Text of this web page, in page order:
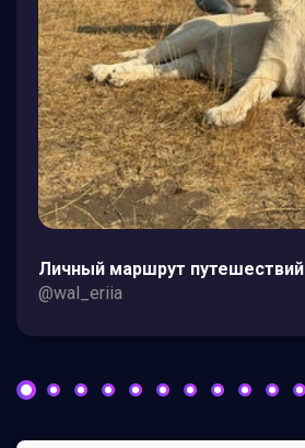
Личный маршрут путешествий
@wal_eriia